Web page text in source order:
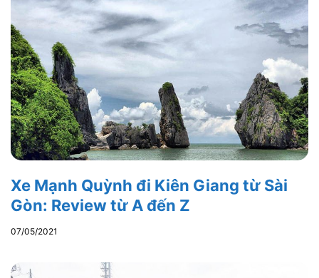
Xe Mạnh Quỳnh đi Kiên Giang từ Sài
Gòn: Review từ A đến Z
07/05/2021